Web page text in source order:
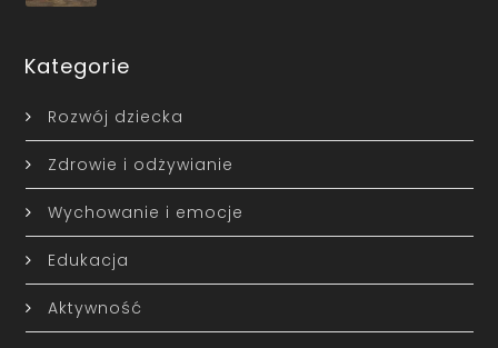
Kategorie
Rozwój dziecka
Zdrowie i odżywianie
Wychowanie i emocje
Edukacja
Aktywność